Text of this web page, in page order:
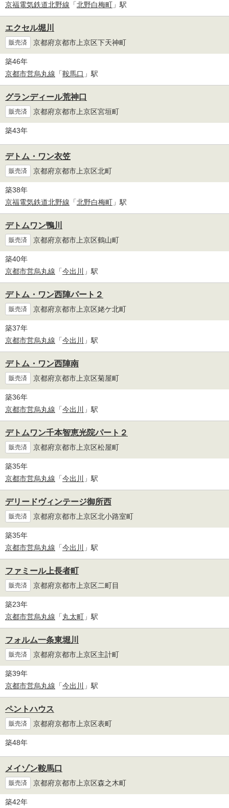
京福電気鉄道北野線 「北野白梅町 」駅
エクセル堀川
販売済 京都府京都市上京区下天神町
築46年
京都市営烏丸線 「鞍馬口 」駅
グランディール荒神口
販売済 京都府京都市上京区宮垣町
築43年
デトム・ワン衣笠
販売済 京都府京都市上京区北町
築38年
京福電気鉄道北野線 「北野白梅町 」駅
デトムワン鴨川
販売済 京都府京都市上京区鶴山町
築40年
京都市営烏丸線 「今出川 」駅
デトム・ワン西陣パート２
販売済 京都府京都市上京区姥ケ北町
築37年
京都市営烏丸線 「今出川 」駅
デトム・ワン西陣南
販売済 京都府京都市上京区菊屋町
築36年
京都市営烏丸線 「今出川 」駅
デトムワン千本智恵光院パート２
販売済 京都府京都市上京区松屋町
築35年
京都市営烏丸線 「今出川 」駅
デリードヴィンテージ御所西
販売済 京都府京都市上京区北小路室町
築35年
京都市営烏丸線 「今出川 」駅
ファミール上長者町
販売済 京都府京都市上京区二町目
築23年
京都市営烏丸線 「丸太町 」駅
フォルム一条東堀川
販売済 京都府京都市上京区主計町
築39年
京都市営烏丸線 「今出川 」駅
ペントハウス
販売済 京都府京都市上京区表町
築48年
メイゾン鞍馬口
販売済 京都府京都市上京区森之木町
築42年